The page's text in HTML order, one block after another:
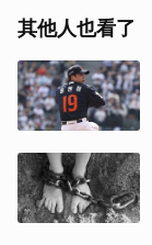
其他人也看了